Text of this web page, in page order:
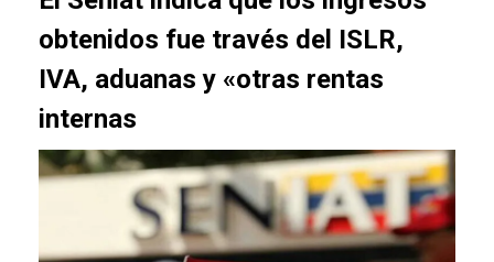
obtenidos fue través del ISLR,
IVA, aduanas y «otras rentas
internas